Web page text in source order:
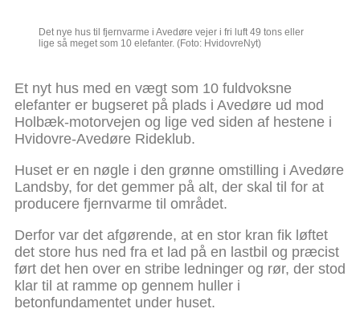
Det nye hus til fjernvarme i Avedøre vejer i fri luft 49 tons eller
lige så meget som 10 elefanter. (Foto: HvidovreNyt)
Et nyt hus med en vægt som 10 fuldvoksne
elefanter er bugseret på plads i Avedøre ud mod
Holbæk-motorvejen og lige ved siden af hestene i
Hvidovre-Avedøre Rideklub.
Huset er en nøgle i den grønne omstilling i Avedøre
Landsby, for det gemmer på alt, der skal til for at
producere fjernvarme til området.
Derfor var det afgørende, at en stor kran fik løftet
det store hus ned fra et lad på en lastbil og præcist
ført det hen over en stribe ledninger og rør, der stod
klar til at ramme op gennem huller i
betonfundamentet under huset.